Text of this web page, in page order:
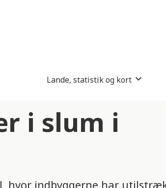
Lande, statistik og kort
i slum i
hvor indbyggerne har